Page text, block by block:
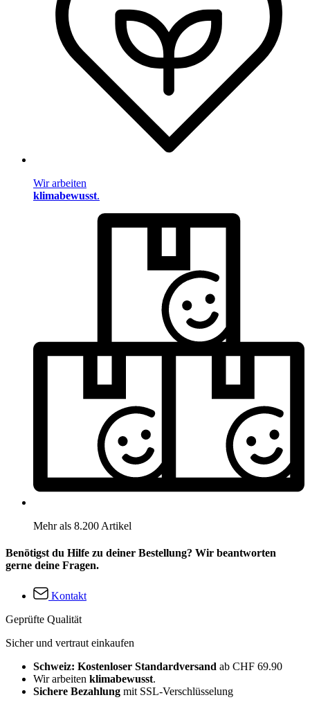
Wir arbeiten
klimabewusst.
Mehr als 8.200 Artikel
Benötigst du Hilfe zu deiner Bestellung? Wir beantworten
gerne deine Fragen.
Kontakt
Geprüfte Qualität
Sicher und vertraut einkaufen
Schweiz: Kostenloser Standardversand ab CHF 69.90
Wir arbeiten klimabewusst.
Sichere Bezahlung mit SSL-Verschlüsselung